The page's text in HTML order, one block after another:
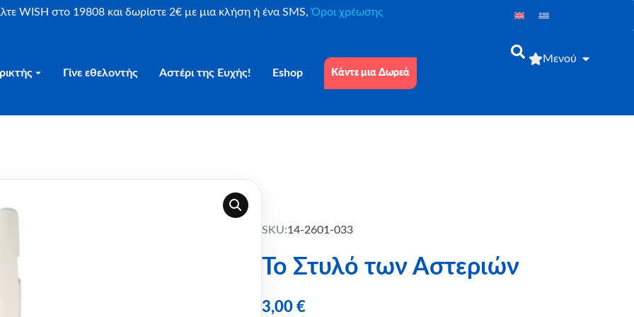
WISH στο 19808 και δωρίστε 2€ με μια κλήση ή ένα SMS,Όροι χρέωσης
Γίνε εθελοντής Αστέρι της Ευχής! Eshop Κάντε μια Δωρεά
Μενού
SKU:14-2601-033
Το Στυλό των Αστεριών
3,00 €